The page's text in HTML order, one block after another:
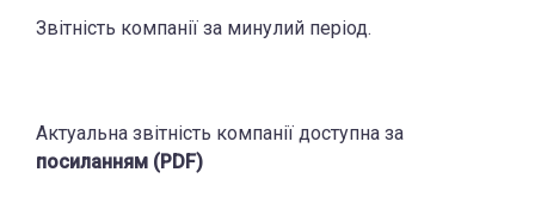
Звітність компанії за минулий період.
Актуальна звітність компанії доступна за
посиланням (PDF)